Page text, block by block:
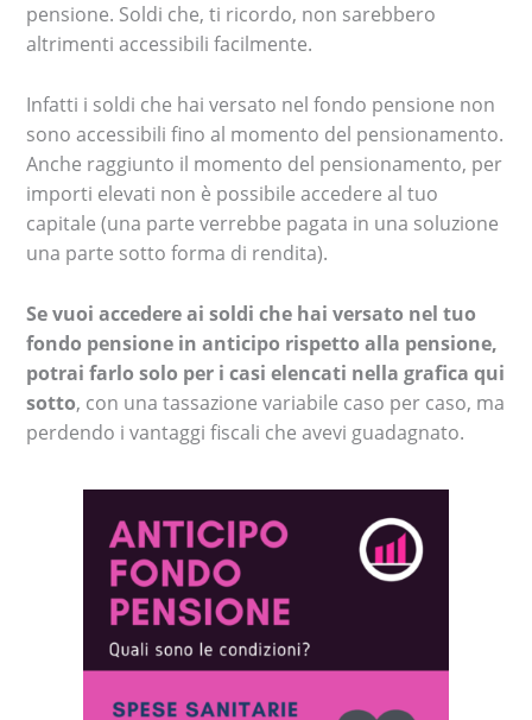
pensione. Soldi che, ti ricordo, non sarebbero
altrimenti accessibili facilmente.
Infatti i soldi che hai versato nel fondo pensione non
sono accessibili fino al momento del pensionamento.
Anche raggiunto il momento del pensionamento, per
importi elevati non è possibile accedere al tuo
capitale (una parte verrebbe pagata in una soluzione
una parte sotto forma di rendita).
Se vuoi accedere ai soldi che hai versato nel tuo
fondo pensione in anticipo rispetto alla pensione,
potrai farlo solo per i casi elencati nella grafica qui
sotto, con una tassazione variabile caso per caso, ma
perdendo i vantaggi fiscali che avevi guadagnato.